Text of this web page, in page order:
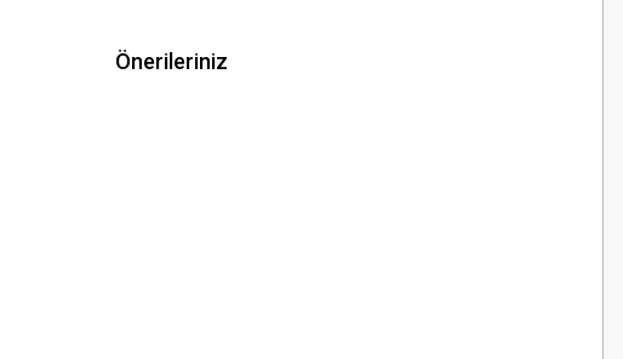
Önerileriniz